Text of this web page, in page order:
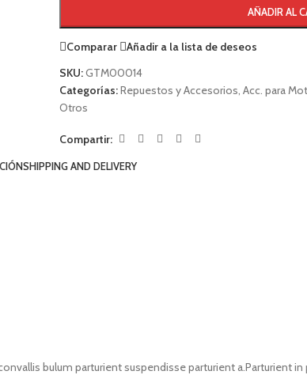
AÑADIR AL
Comparar
Añadir a la lista de deseos
SKU:GTM00014
Categorías:Repuestos y Accesorios, Acc. para
Otros
Compartir:
SHIPPING AND DELIVERY
bulum parturient suspendisse parturient a.Parturient